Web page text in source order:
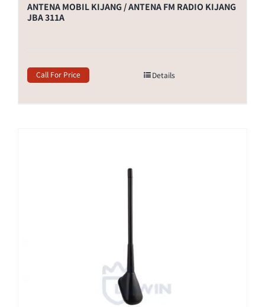
ANTENA MOBIL KIJANG / ANTENA FM RADIO KIJANG
JBA 311A
Call For Price Details